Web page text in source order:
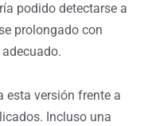
podido detectarse a
prolongado con
esta versión frente a
Incluso una